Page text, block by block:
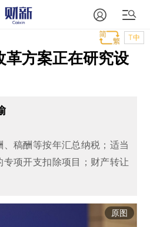
T中
革方案正在研究设
稿酬等按年汇总纳税；适当
项开支扣除项目；财产转让
原图